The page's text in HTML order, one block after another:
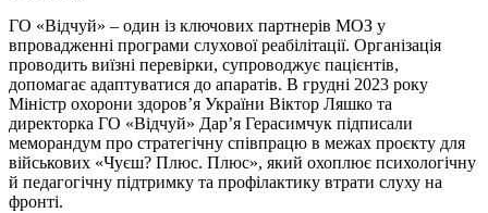
ГО «Відчуй» – один із ключових партнерів МОЗ у
впровадженні програми слухової реабілітації. Організація
проводить виїзні перевірки, супроводжує пацієнтів,
допомагає адаптуватися до апаратів. В грудні 2023 року
Міністр охорони здоров’я України Віктор Ляшко та
директорка ГО «Відчуй» Дар’я Герасимчук підписали
меморандум про стратегічну співпрацю в межах проєкту для
військових «Чуєш? Плюс. Плюс», який охоплює психологічну
й педагогічну підтримку та профілактику втрати слуху на
фронті.